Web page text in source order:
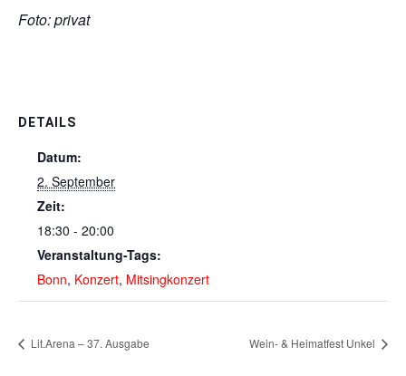
Foto: privat
DETAILS
Datum:
2. September
Zeit:
18:30 - 20:00
Veranstaltung-Tags:
Bonn, Konzert, Mitsingkonzert
Lit.Arena – 37. Ausgabe Wein- & Heimatfest Unkel